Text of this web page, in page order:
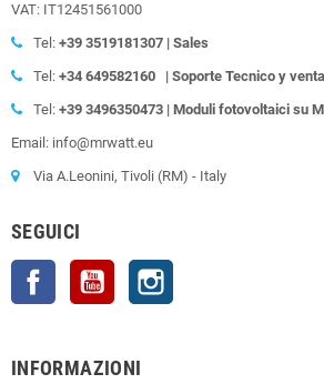
VAT: IT12451561000
Tel: +39 3519181307 | Sales
Tel: +34 649582160 | Soporte Tecnico y
Tel: +39 3496350473 | Moduli fotovoltaici su
Email: info@mrwatt.eu
Via A.Leonini, Tivoli (RM) - Italy
SEGUICI
Facebook YouTube
INFORMAZIONI